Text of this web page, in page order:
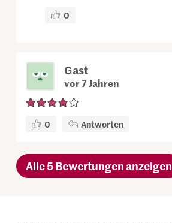
0
Gast
vor 7 Jahren
0 Antworten
Alle 5 Bewertungen anzeigen